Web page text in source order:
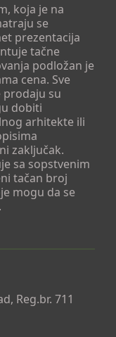
koja je na
se
prezentacija
tačne
podložan je
cena. Sve
prodaju su
dobiti
arhitekte ili
zaključak.
sa sopstvenim
tačan broj
mogu da se
Reg.br. 711